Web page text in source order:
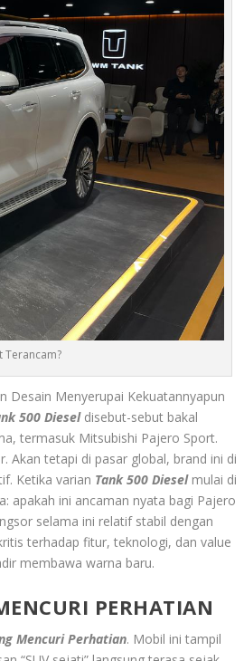
Terancam?
Desain Menyerupai Kekuatannyapun
500 Dieseldisebut-sebut bakal
termasuk Mitsubishi Pajero Sport.
Akan tetapi di pasar global, brand ini di
Ketika varian Tank 500 Dieselmulai di
apakah ini ancaman nyata bagi Pajero
selama ini relatif stabil dengan
terhadap fitur, teknologi, dan value
membawa warna baru.
PERHATIAN
Mencuri Perhatian. Mobil ini tampil